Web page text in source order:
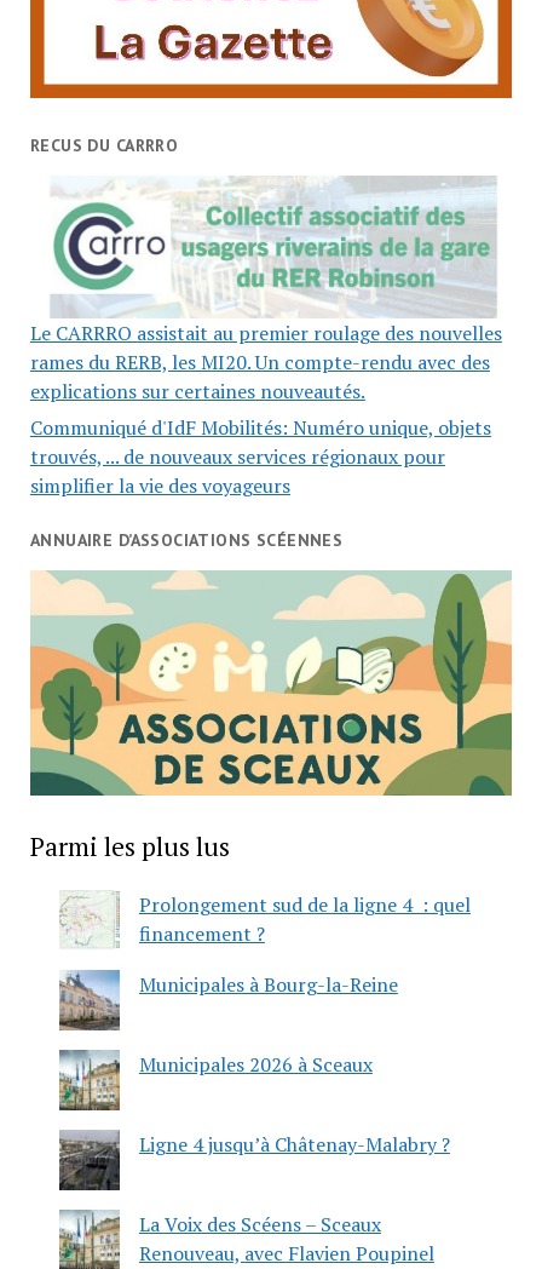
RECUS DU CARRRO
Le CARRRO assistait au premier roulage des nouvelles
rames du RERB, les MI20. Un compte-rendu avec des
explications sur certaines nouveautés.
Communiqué d'IdF Mobilités: Numéro unique, objets
trouvés, ... de nouveaux services régionaux pour
simplifier la vie des voyageurs
ANNUAIRE D’ASSOCIATIONS SCÉENNES
Parmi les plus lus
Prolongement sud de la ligne 4 : quel
financement ?
Municipales à Bourg-la-Reine
Municipales 2026 à Sceaux
Ligne 4 jusqu’à Châtenay-Malabry ?
La Voix des Scéens – Sceaux
Renouveau, avec Flavien Poupinel